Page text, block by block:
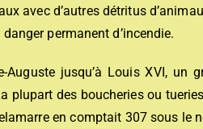
avec d’autres détritus
permanent d’incendie.
Auguste jusqu’à Louis XVI, un
plupart des boucheries ou
en comptait 307 sous le